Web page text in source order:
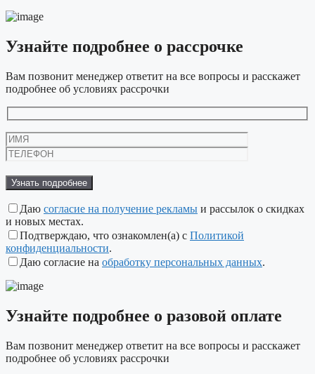
Узнайте подробнее о рассрочке
Вам позвонит менеджер ответит на все вопросы и расскажет
подробнее об условиях рассрочки
это
поле
пустым.
Даю согласие на получение рекламы и рассылок о скидках
и новых местах.
Подтверждаю, что ознакомлен(а) с Политикой
конфиденциальности.
Даю согласие на обработку персональных данных.
Узнайте подробнее о разовой оплате
Вам позвонит менеджер ответит на все вопросы и расскажет
подробнее об условиях рассрочки